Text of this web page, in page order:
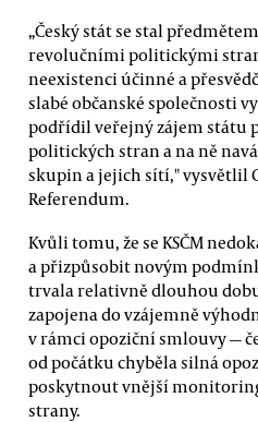
„Český stát se stal
revolučními politickými
neexistenci účinné a
slabé občanské společnosti
podřídil veřejný zájem
politických stran a na ně
skupin a jejich sítí," vysvětlil
Referendum.
Kvůli tomu, že se KSČM
a přizpůsobit novým
trvala relativně dlouhou
zapojena do vzájemně
v rámci opoziční smlouvy —
od počátku chyběla silná
poskytnout vnější
strany.